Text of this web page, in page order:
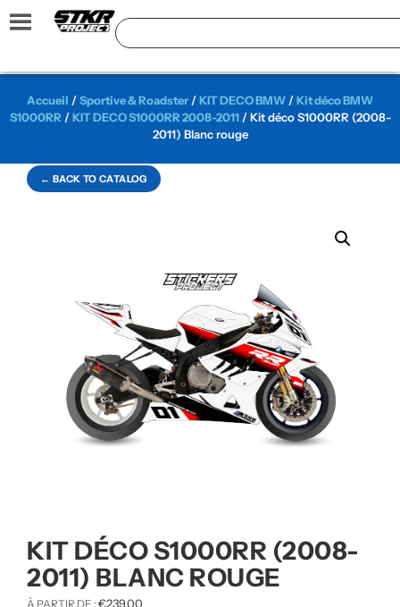
← BACK TO CATALOG
Accueil /Sportive & Roadster /KIT DECO BMW /Kit déco BMW
S1000RR /KIT DECO S1000RR 2008-2011/ Kit déco S1000RR (2008-
2011) Blanc rouge
KIT DÉCO S1000RR (2008-
2011) BLANC ROUGE
À PARTIR DE : €239,00